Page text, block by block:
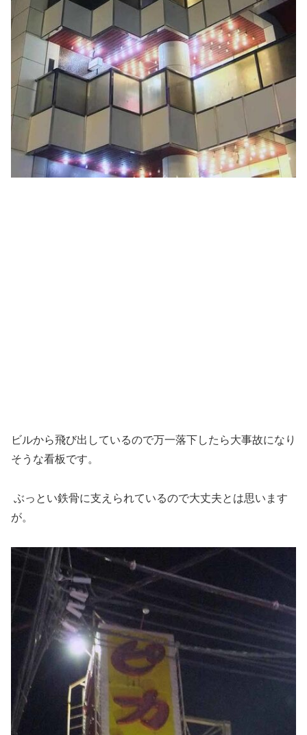
ビルから飛び出しているので万一落下したら大事故になり
そうな看板です。
ぶっとい鉄骨に支えられているので大丈夫とは思います
が。